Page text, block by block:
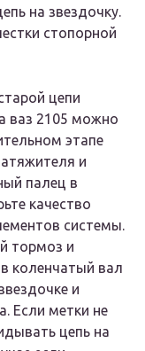
на звездочку.
стопорной
цепи
ваз 2105 можно
этапе
и
палец в
качество
системы.
тормоз и
коленчатый вал
и
Если метки не
цепь на